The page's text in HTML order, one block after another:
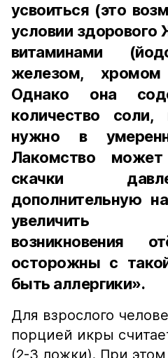
усвоиться (это
условии здорового
витаминами
железом,
Однако она
количество
нужно в
Лакомство может
скачки
дополнительную
увеличить
возникновения
осторожны с
быть аллергики».
Для взрослого
порцией икры
(2-3 ложки). При этом